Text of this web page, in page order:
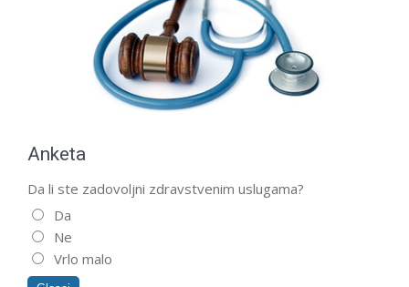
Anketa
Da li ste zadovoljni zdravstvenim uslugama?
Da
Ne
Vrlo malo